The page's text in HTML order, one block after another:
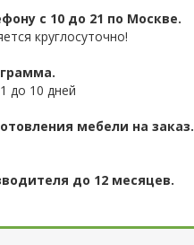
с 10 до 21 по Москве.
круглосуточно!
до 10 дней
мебели на заказ.
до 12 месяцев.